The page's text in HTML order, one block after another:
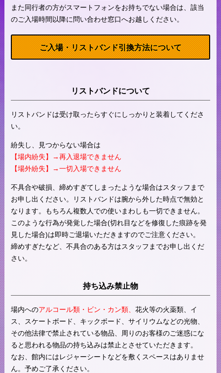
また同行者の方がスマートフォンをお持ちでない場合は、該当
のご入場時間以降に問い合わせ窓口へお越しください。
ご入場・リストバンド引換方法について
リストバンドについて
リストバンドは受け取ったらすぐにしっかりと装着してくださ
い。
紛失し、見つからない場合は
【場内紛失】→再入退場できません
【場外紛失】→一切入場できません
不具合や破損、締めすぎてしまったような場合はスタッフまで
お申し出ください。リストバンドは腕から外した時点で無効と
なります。もちろん複数人での使いまわしも一切できません。
このような行為が発覚した場合(切れ目などを修復した痕跡を発
見した場合)は即時ご退場いただきますのでご注意ください。
締めすぎたなど、不具合のある方はスタッフまでお申し出くだ
さい。
持ち込み禁止物
場内へのアルコール類・ビン・カン類、 花火等の火薬類、イ
ス、スケートボード、キックボード、サイリウムなどの光物、
その他法律で禁止されている物品、周りのお客様のご迷惑にな
ると思われる物品の持ち込みは禁止とさせていただきます。
なお、館内にはレジャーシートなどを敷くスペースはありませ
ん。予めご了承ください。